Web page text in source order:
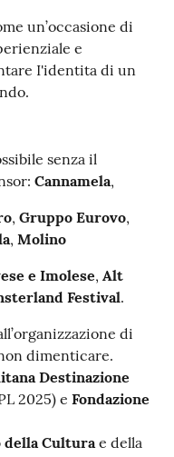
un’occasione di
e
I'identita di un
senza il
Cannamela,
, Gruppo Eurovo,
, Molino
e Imolese, Alt
Festival.
di
dimenticare.
Destinazione
2025) e Fondazione
Culturae della